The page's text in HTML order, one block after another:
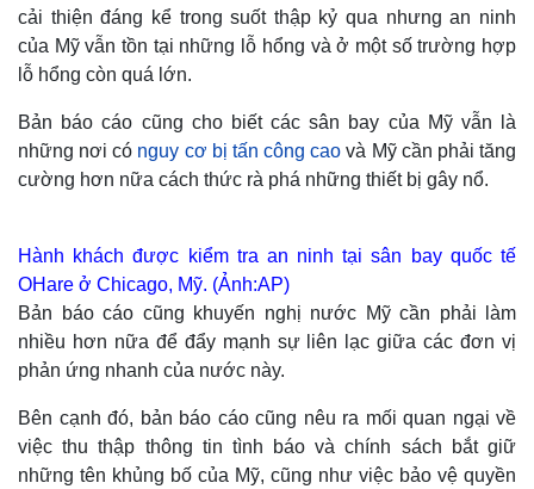
cải thiện đáng kể trong suốt thập kỷ qua nhưng an ninh
của Mỹ vẫn tồn tại những lỗ hổng và ở một số trường hợp
lỗ hổng còn quá lớn.
Bản báo cáo cũng cho biết các sân bay của Mỹ vẫn là
những nơi có nguy cơ bị tấn công cao và Mỹ cần phải tăng
cường hơn nữa cách thức rà phá những thiết bị gây nổ.
Hành khách được kiểm tra an ninh tại sân bay quốc tế
OHare ở Chicago, Mỹ. (Ảnh:AP)
Bản báo cáo cũng khuyến nghị nước Mỹ cần phải làm
nhiều hơn nữa để đẩy mạnh sự liên lạc giữa các đơn vị
phản ứng nhanh của nước này.
Bên cạnh đó, bản báo cáo cũng nêu ra mối quan ngại về
việc thu thập thông tin tình báo và chính sách bắt giữ
những tên khủng bố của Mỹ, cũng như việc bảo vệ quyền